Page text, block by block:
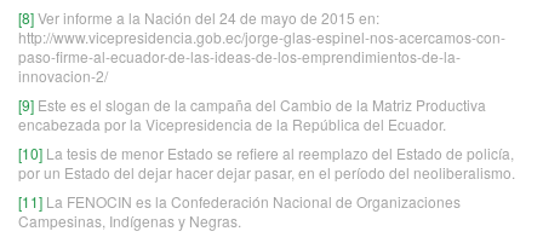
[8]Ver informe a la Nación del 24 de mayo de 2015 en:
http://www.vicepresidencia.gob.ec/jorge-glas-espinel-nos-acercamos-con-
paso-firme-al-ecuador-de-las-ideas-de-los-emprendimientos-de-la-
innovacion-2/
[9] Este es el slogan de la campaña del Cambio de la Matriz Productiva
encabezada por la Vicepresidencia de la República del Ecuador.
[10] La tesis de menor Estado se refiere al reemplazo del Estado de policía,
por un Estado del dejar hacer dejar pasar, en el período del neoliberalismo.
[11] La FENOCIN es la Confederación Nacional de Organizaciones
Campesinas, Indígenas y Negras.